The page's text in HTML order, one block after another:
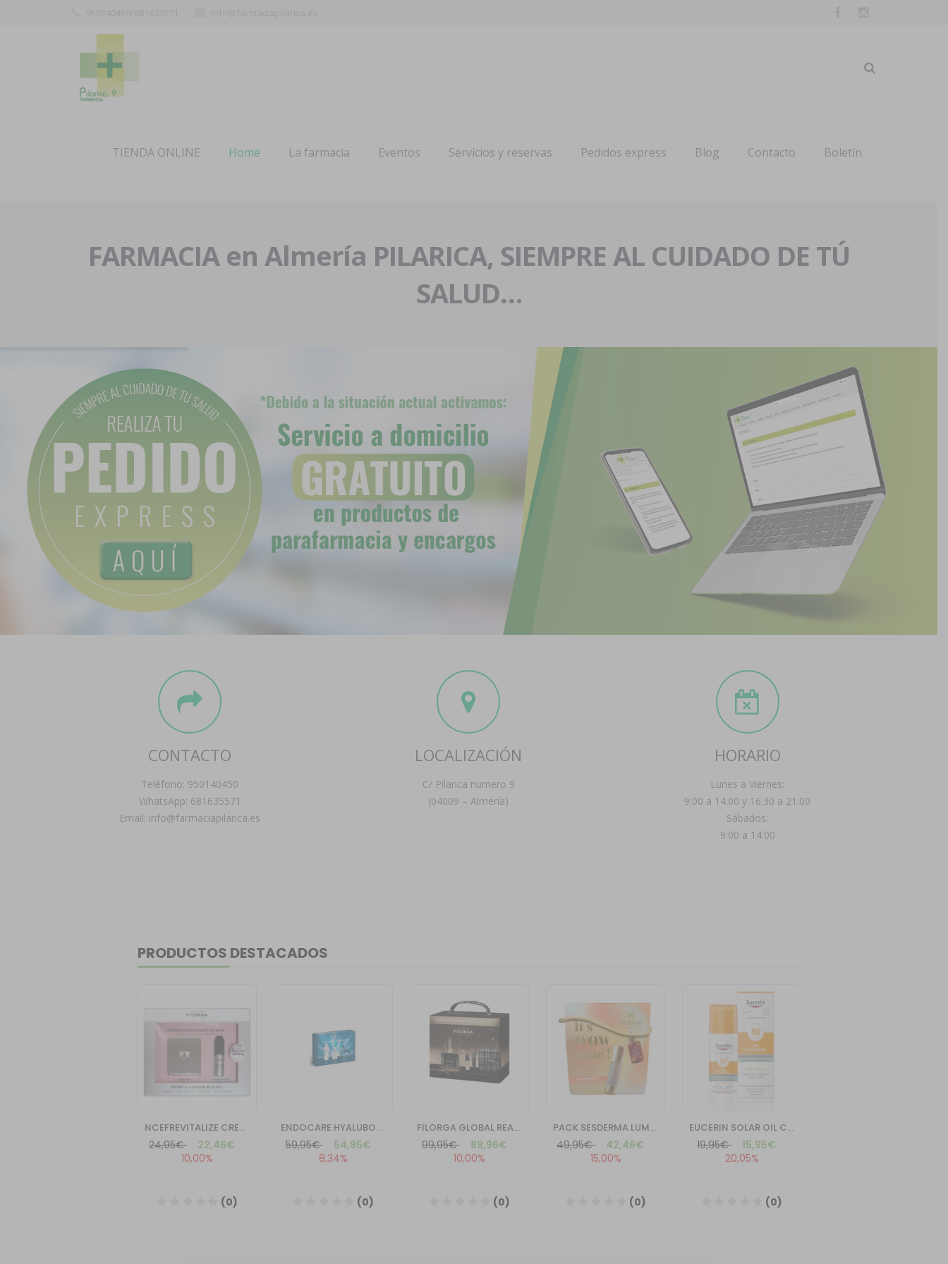
TIENDA ONLINE Home La farmacia Eventos Servicios y reservas Pedidos express Blog Contacto Boletín
FARMACIA en Almería PILARICA, SIEMPRE AL CUIDADO DE TÚ
SALUD…
CONTACTO
Teléfono: 950140450
WhatsApp: 681635571
Email: info@farmaciapilarica.es
LOCALIZACIÓN
C/ Pilarica numero 9
(04009 – Almería)
HORARIO
Lunes a Viernes:
9:00 a 14:00 y 16:30 a 21:00
Sábados:
9:00 a 14:00